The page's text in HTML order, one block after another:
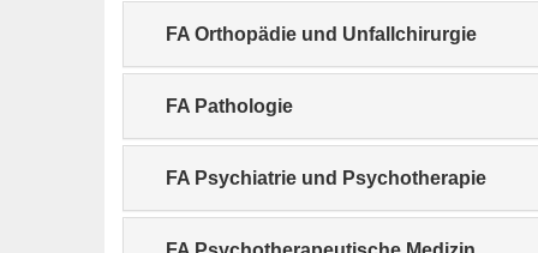
FA Orthopädie und Unfallchirurgie
FA Pathologie
FA Psychiatrie und Psychotherapie